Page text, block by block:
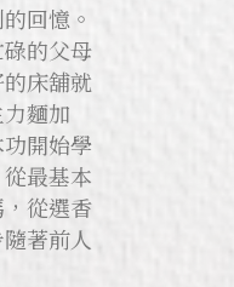
回憶。
的父母
床舖就
麵加
開始學
最基本
從選香
著前人